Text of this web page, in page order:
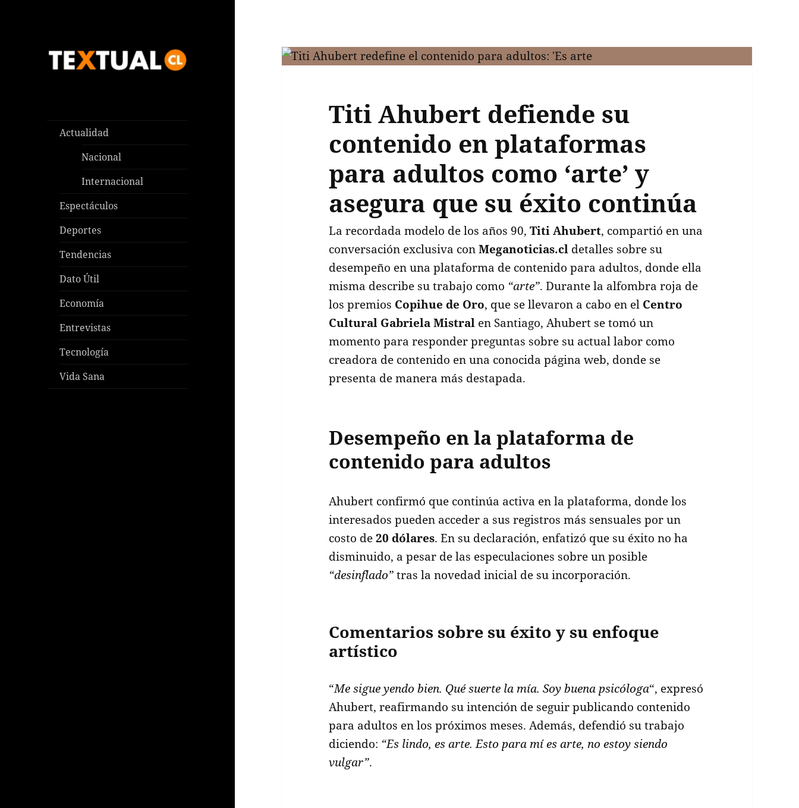
Actualidad
Nacional
Internacional
Espectáculos
Deportes
Tendencias
Dato Útil
Economía
Entrevistas
Tecnología
Vida Sana
Titi Ahubert defiende su
contenido en plataformas
para adultos como ‘arte’ y
asegura que su éxito continúa
La recordada modelo de los años 90,Titi Ahubert, compartió en una
conversación exclusiva conMeganoticias.cl detalles sobre su
desempeño en una plataforma de contenido para adultos, donde ella
misma describe su trabajo como “arte”. Durante la alfombra roja de
los premios Copihue de Oro, que se llevaron a cabo en el Centro
Cultural Gabriela Mistral en Santiago, Ahubert se tomó un
momento para responder preguntas sobre su actual labor como
creadora de contenido en una conocida página web, donde se
presenta de manera más destapada.
Desempeño en la plataforma de
contenido para adultos
Ahubert confirmó que continúa activa en la plataforma, donde los
interesados pueden acceder a sus registros más sensuales por un
costo de20 dólares. En su declaración, enfatizó que su éxito no ha
disminuido, a pesar de las especulaciones sobre un posible
“desinflado”tras la novedad inicial de su incorporación.
Comentarios sobre su éxito y su enfoque
artístico
“Me sigue yendo bien. Qué suerte la mía. Soy buena psicóloga“, expresó
Ahubert, reafirmando su intención de seguir publicando contenido
para adultos en los próximos meses. Además, defendió su trabajo
diciendo: “Es lindo, es arte. Esto para mí es arte, no estoy siendo
vulgar”.